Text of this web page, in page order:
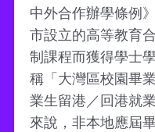
中外合作辦學條例
市設立的高等教育
制課程而獲得學士
稱「大灣區校園畢
業生留港／回港就
來說，非本地應屆